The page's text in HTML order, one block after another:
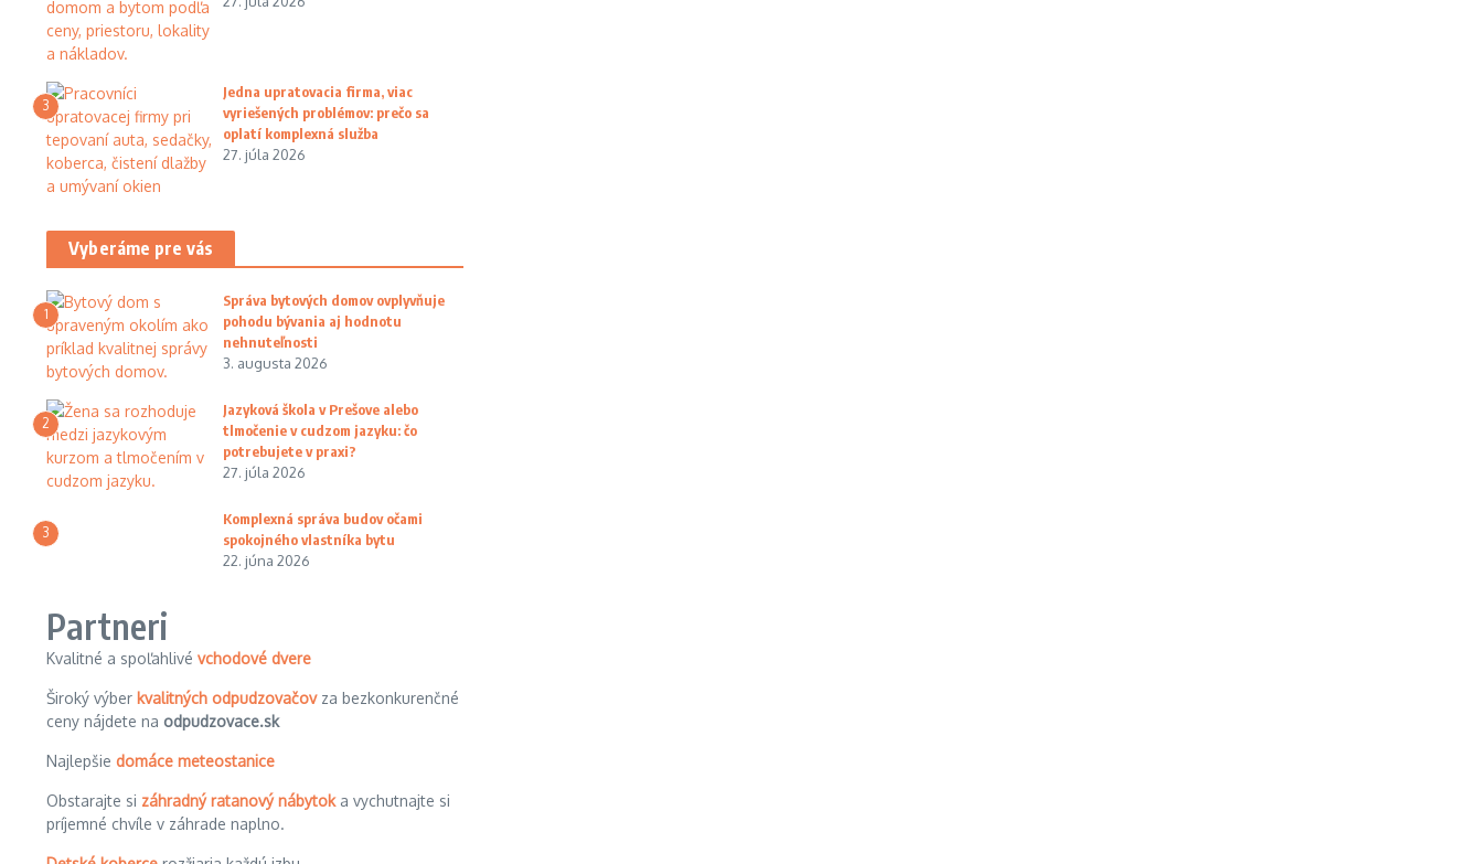
3
Jedna upratovacia firma, viac
vyriešených problémov: prečo sa
oplatí komplexná služba
27. júla 2026
Vyberáme pre vás
1
Správa bytových domov ovplyvňuje
pohodu bývania aj hodnotu
nehnuteľnosti
3. augusta 2026
2
Jazyková škola v Prešove alebo
tlmočenie v cudzom jazyku: čo
potrebujete v praxi?
27. júla 2026
3
Komplexná správa budov očami
spokojného vlastníka bytu
22. júna 2026
Partneri
Kvalitné a spoľahlivé vchodové dvere
Široký výber kvalitných odpudzovačovza bezkonkurenčné
ceny nájdete na odpudzovace.sk
Najlepšie domáce meteostanice
Obstarajte si záhradný ratanový nábytoka vychutnajte si
príjemné chvíle v záhrade naplno.